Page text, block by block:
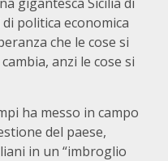
politica economica
che le cose si
anzi le cose si
ha messo in campo
del paese,
in un “imbroglio